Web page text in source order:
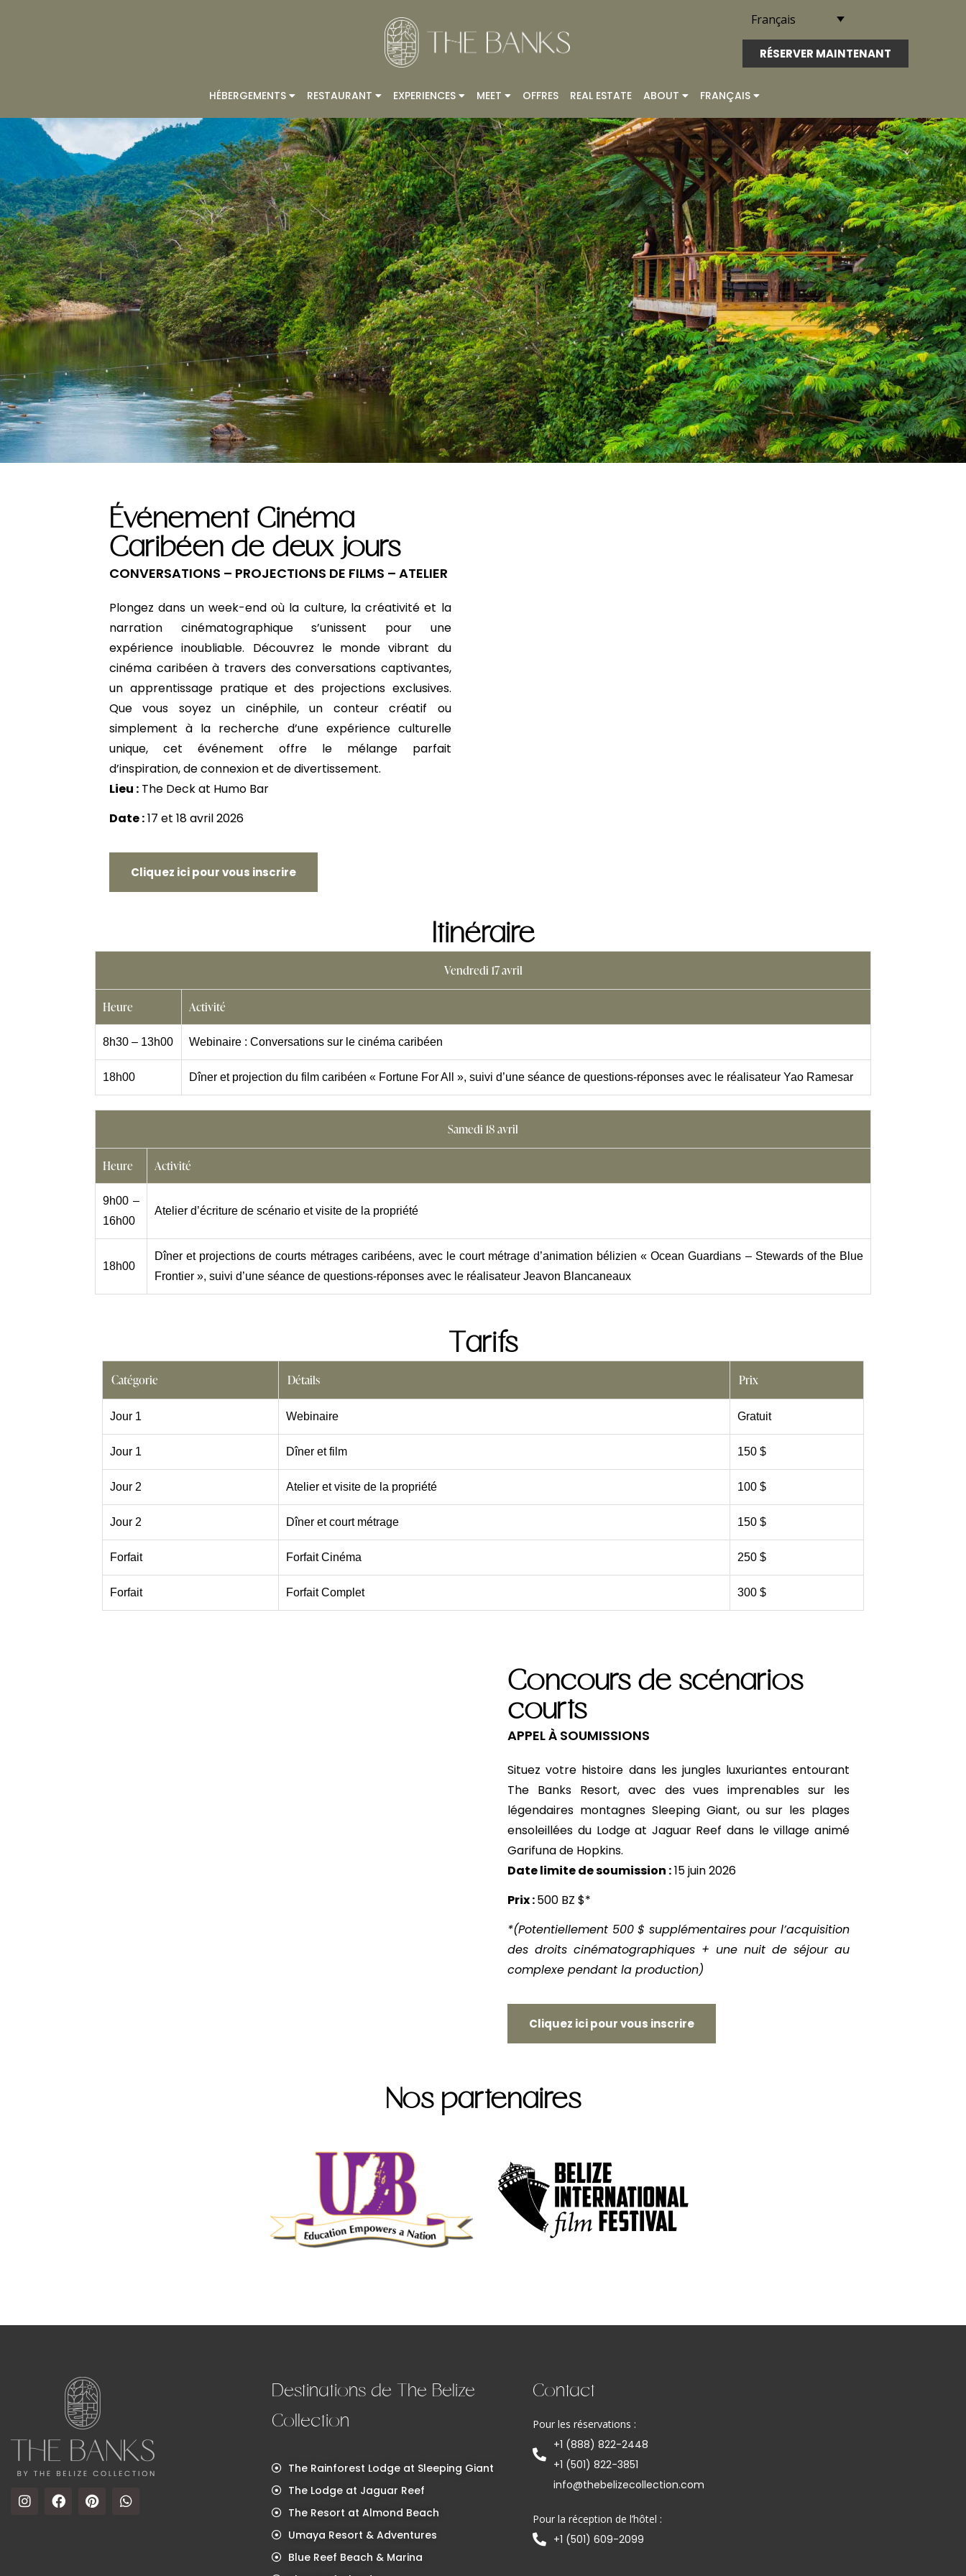
Français
RÉSERVER MAINTENANT
HÉBERGEMENTS RESTAURANT EXPERIENCES MEET OFFRES REAL ESTATE ABOUT FRANÇAIS
Événement Cinéma
Caribéen de deux jours
CONVERSATIONS – PROJECTIONS DE FILMS – ATELIER
Plongez dans un week-end où la culture, la créativité et la
narration cinématographique s’unissent pour une
expérience inoubliable. Découvrez le monde vibrant du
cinéma caribéen à travers des conversations captivantes,
un apprentissage pratique et des projections exclusives.
Que vous soyez un cinéphile, un conteur créatif ou
simplement à la recherche d’une expérience culturelle
unique, cet événement offre le mélange parfait
d’inspiration, de connexion et de divertissement.
Lieu : The Deck at Humo Bar
Date :17 et 18 avril 2026
Cliquez ici pour vous inscrire
Itinéraire
Vendredi 17 avril
Heure Activité
8h30 – 13h00 Webinaire : Conversations sur le cinéma caribéen
18h00 Dîner et projection du film caribéen « Fortune For All », suivi d’une séance de questions-réponses avec le réalisateur Yao Ramesar
Samedi 18 avril
Heure Activité
9h00 –
16h00
Atelier d’écriture de scénario et visite de la propriété
18h00
Dîner et projections de courts métrages caribéens, avec le court métrage d’animation bélizien « Ocean Guardians – Stewards of the Blue
Frontier », suivi d’une séance de questions-réponses avec le réalisateur Jeavon Blancaneaux
Tarifs
Catégorie Détails Prix
Jour 1 Webinaire Gratuit
Jour 1 Dîner et film 150 $
Jour 2 Atelier et visite de la propriété 100 $
Jour 2 Dîner et court métrage 150 $
Forfait Forfait Cinéma 250 $
Forfait Forfait Complet 300 $
Concours de scénarios
courts
APPEL À SOUMISSIONS
Situez votre histoire dans les jungles luxuriantes entourant
The Banks Resort, avec des vues imprenables sur les
légendaires montagnes Sleeping Giant, ou sur les plages
ensoleillées du Lodge at Jaguar Reef dans le village animé
Garifuna de Hopkins.
Date limite de soumission :15 juin 2026
Prix :500 BZ $*
*(Potentiellement 500 $ supplémentaires pour l’acquisition
des droits cinématographiques + une nuit de séjour au
complexe pendant la production)
Cliquez ici pour vous inscrire
Nos partenaires
Destinations de The Belize
Collection
The Rainforest Lodge at Sleeping Giant
The Lodge at Jaguar Reef
The Resort at Almond Beach
Umaya Resort & Adventures
Blue Reef Beach & Marina
Contact
Pour les réservations :
+1 (888) 822-2448
+1 (501) 822-3851
info@thebelizecollection.com
Pour la réception de l’hôtel :
+1 (501) 609-2099